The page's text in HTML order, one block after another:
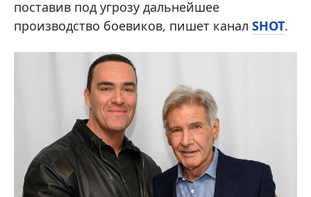
поставив под угрозу дальнейшее
производство боевиков, пишет канал SHOT.